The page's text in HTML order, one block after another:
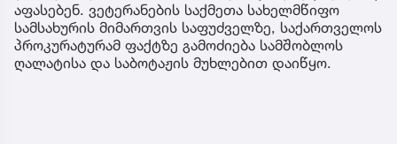
აფასებენ. ვეტერანების საქმეთა სახელმწიფო
სამსახურის მიმართვის საფუძველზე, საქართველოს
პროკურატურამ ფაქტზე გამოძიება სამშობლოს
ღალატისა და საბოტაჟის მუხლებით დაიწყო.